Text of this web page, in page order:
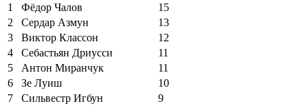
1
Фёдор Чалов
15
2
Сердар Азмун
13
3
Виктор Классон
12
4
Себастьян Дриусси
11
5
Антон Миранчук
11
6
Зе Луиш
10
7
Сильвестр Игбун
9